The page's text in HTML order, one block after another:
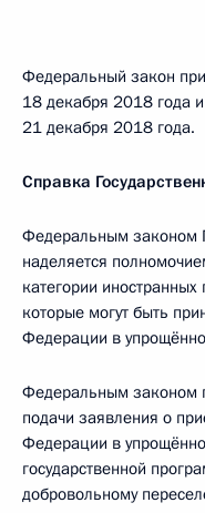
Федеральный закон
18 декабря 2018 года
21 декабря 2018 года.
Справка
Федеральным законом
наделяется
категории
которые могут быть
Федерации в
Федеральным законом
подачи заявления о
Федерации в
государственной
добровольному